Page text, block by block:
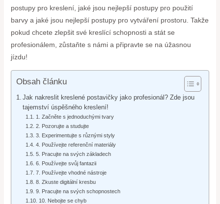
postupy pro kreslení, jaké jsou nejlepší postupy pro použití
barvy a jaké jsou nejlepší postupy pro vytváření prostoru. Takže
pokud chcete zlepšit své kreslící schopnosti a stát se
profesionálem, zůstaňte s námi a připravte se na úžasnou
jízdu!
Obsah článku
Jak nakreslit kreslené postavičky jako profesionál? Zde jsou
tajemství úspěšného kreslení!
1. Začněte s jednoduchými tvary
2. Pozorujte a studujte
3. Experimentujte s různými styly
4. Používejte referenční materiály
5. Pracujte na svých základech
6. Používejte svůj fantazii
7. Používejte vhodné nástroje
8. Zkuste digitální kresbu
9. Pracujte na svých schopnostech
10. Nebojte se chyb